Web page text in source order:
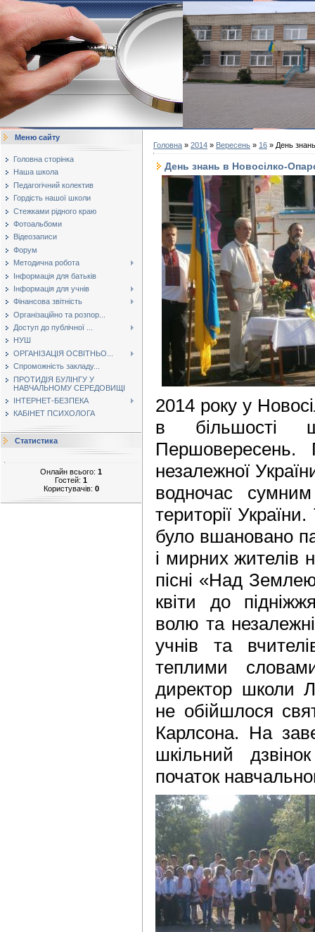
Меню сайту
Головна сторінка
Наша школа
Педагогічний колектив
Гордість нашої школи
Стежками рідного краю
Фотоальбоми
Відеозаписи
Форум
Методична робота
Інформація для батьків
Інформація для учнів
Фінансова звітність
Організаційно та розпор...
Доступ до публічної ...
НУШ
ОРГАНІЗАЦІЯ ОСВІТНЬО...
Спроможність закладу...
ПРОТИДІЯ БУЛІНГУ У
НАВЧАЛЬНОМУ СЕРЕДОВИЩІ
ІНТЕРНЕТ-БЕЗПЕКА
КАБІНЕТ ПСИХОЛОГА
Статистика
Онлайн всього: 1
Гостей: 1
Користувачів: 0
Головна » 2014 » Вересень » 16 » День
День знань в Новосілко-
2014 року у
в більшості
незалежної
водночас
території
було вшановано
і мирних жителів
пісні «Над
квіти до
волю та
учнів та
теплими
директор школи
не обійшлося
Карлсона. На
шкільний
початок